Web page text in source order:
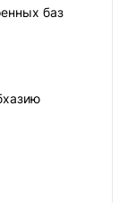
баз